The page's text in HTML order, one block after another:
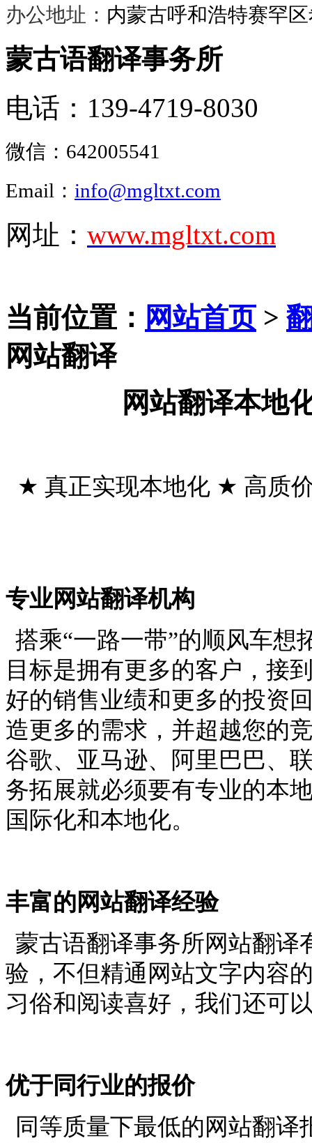
办公地址： 内蒙古呼和浩特赛罕
蒙古语翻译事务所
电话：139-4719-8030
微信： 642005541
Email： info@mgltxt.com
网址： www.mgltxt.com
当前位置： 网站首页>
网站翻译
网站翻译本地
★ 真正实现本地化 ★ 高质
专业网站翻译机构
搭乘“一路一带”的顺风车想
目标是拥有更多的客户，接
好的销售业绩和更多的投资
造更多的需求，并超越您的
谷歌、亚马逊、阿里巴巴、
务拓展就必须要有专业的本
国际化和本地化。
丰富的网站翻译经验
蒙古语翻译事务所网站翻译
验，不但精通网站文字内容
习俗和阅读喜好，我们还可
优于同行业的报价
同等质量下最低的网站翻